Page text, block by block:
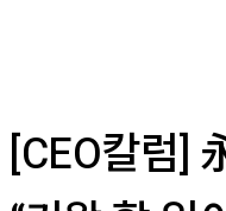
[CEO칼럼]